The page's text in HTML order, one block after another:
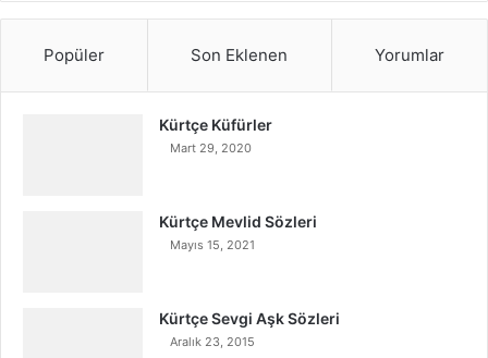
Popüler Son Eklenen Yorumlar
Kürtçe Küfürler
Mart 29, 2020
Kürtçe Mevlid Sözleri
Mayıs 15, 2021
Kürtçe Sevgi Aşk Sözleri
Aralık 23, 2015